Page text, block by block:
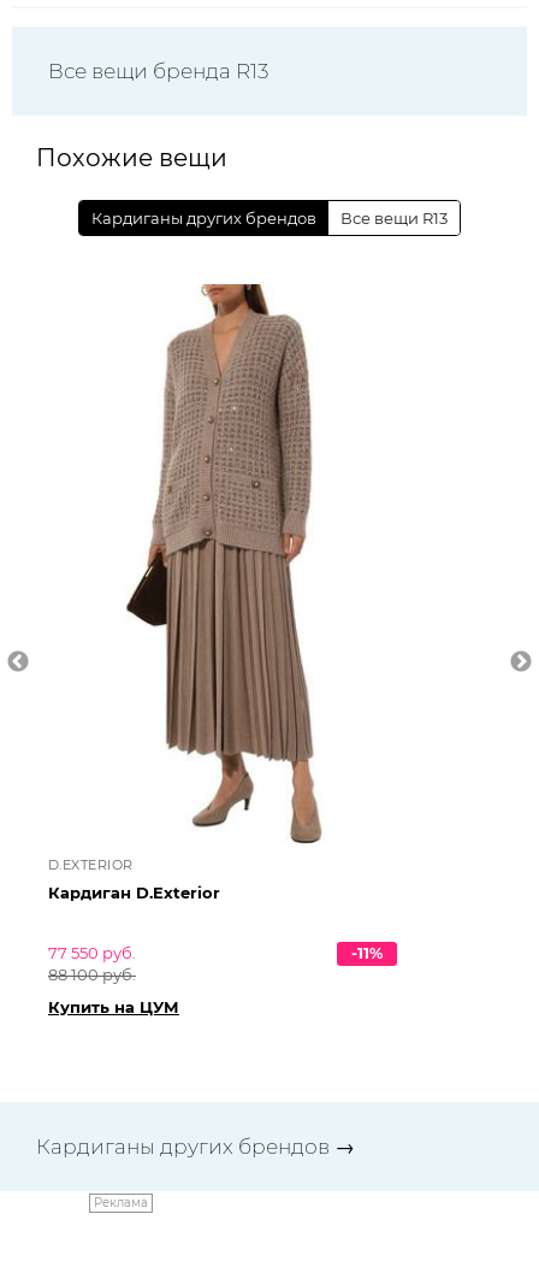
Все вещи бренда R13
Похожие вещи
Кардиганы других брендов Все вещи R13
D.EXTERIOR
Кардиган D.Exterior
77 550 руб.
88 100 руб.
-11%
Купить на ЦУМ
Кардиганы других брендов →
Реклама